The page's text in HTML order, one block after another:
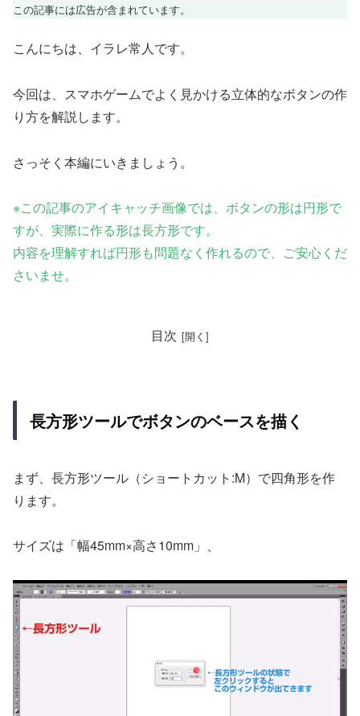
この記事には広告が含まれています。
こんにちは、イラレ常人です。
今回は、スマホゲームでよく見かける立体的なボタンの作
り方を解説します。
さっそく本編にいきましょう。
※この記事のアイキャッチ画像では、ボタンの形は円形で
すが、実際に作る形は長方形です。
内容を理解すれば円形も問題なく作れるので、ご安心くだ
さいませ。
目次
長方形ツールでボタンのベースを描く
まず、長方形ツール（ショートカット:M）で四角形を作
ります。
サイズは「幅45mm×高さ10mm」、